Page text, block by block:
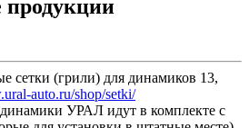
продукции
сетки (грили) для динамиков 13,
auto.ru/shop/setki/
УРАЛ идут в комплекте с